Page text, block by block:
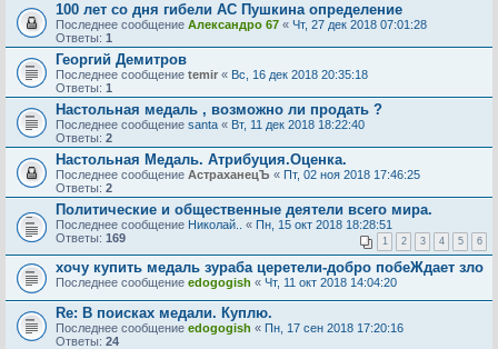
100 лет со дня гибели АС Пушкина определение
Последнее сообщение Александро 67 « Чт, 27 дек 2018 07:01:28
Ответы: 1
Георгий Демитров
Последнее сообщение temir « Вс, 16 дек 2018 20:35:18
Ответы: 1
Настольная медаль , возможно ли продать ?
Последнее сообщение santa « Вт, 11 дек 2018 18:22:40
Ответы: 2
Настольная Медаль. Атрибуция.Оценка.
Последнее сообщение АстраханецЪ « Пт, 02 ноя 2018 17:46:25
Ответы: 2
Политические и общественные деятели всего мира.
Последнее сообщение Николай.. « Пн, 15 окт 2018 18:28:51
Ответы: 169 1 2 3 4 5 6
хочу купить медаль зураба церетели-добро побеЖдает зло
Последнее сообщение edogogish « Чт, 11 окт 2018 14:04:20
Re: В поисках медали. Куплю.
Последнее сообщение edogogish « Пн, 17 сен 2018 17:20:16
Ответы: 24